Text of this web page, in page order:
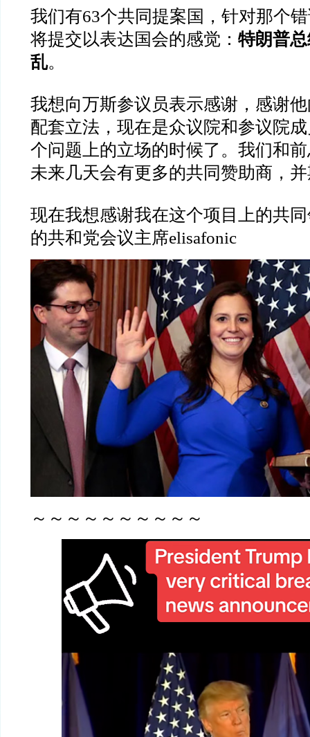
我们有63个共同提案国，针对那个
将提交以表达国会的感觉： 特朗普
乱。
我想向万斯参议员表示感谢，感谢
配套立法，现在是众议院和参议院
个问题上的立场的时候了。我们和
未来几天会有更多的共同赞助商，
现在我想感谢我在这个项目上的共
的共和党会议主席elisafonic
～～～～～～～～～～